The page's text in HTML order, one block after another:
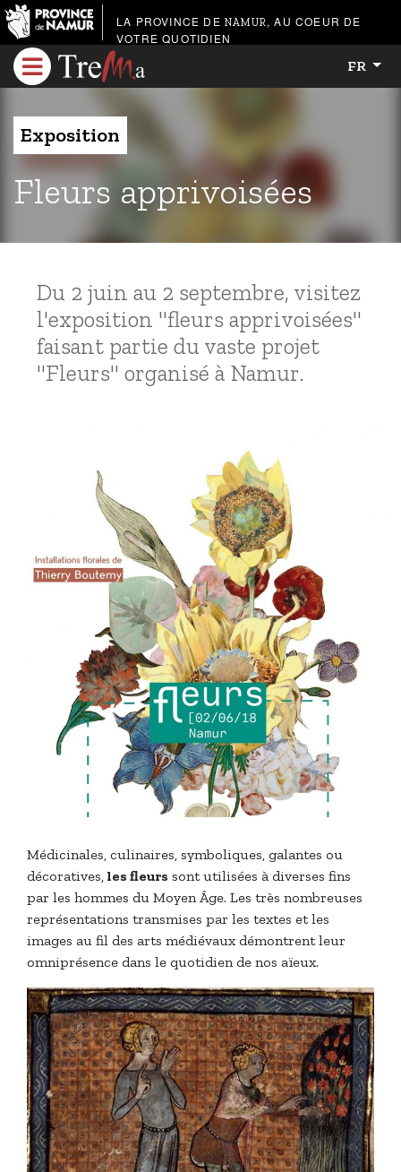
LA PROVINCE DE NAMUR, AU COEUR DE
VOTRE QUOTIDIEN
FR
Exposition
Fleurs apprivoisées
Du 2 juin au 2 septembre, visitez
l'exposition "fleurs apprivoisées"
faisant partie du vaste projet
"Fleurs" organisé à Namur.
Médicinales, culinaires, symboliques, galantes ou
décoratives, les fleurs sont utilisées à diverses fins
par les hommes du Moyen Âge. Les très nombreuses
représentations transmises par les textes et les
images au fil des arts médiévaux démontrent leur
omniprésence dans le quotidien de nos aïeux.